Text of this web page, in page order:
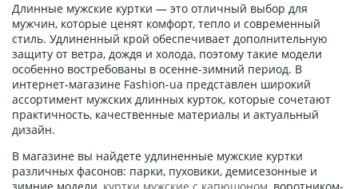
Длинные мужские куртки — это отличный выбор для
мужчин, которые ценят комфорт, тепло и современный
стиль. Удлиненный крой обеспечивает дополнительную
защиту от ветра, дождя и холода, поэтому такие модели
особенно востребованы в осенне-зимний период. В
интернет-магазине Fashion-ua представлен широкий
ассортимент мужских длинных курток, которые сочетают
практичность, качественные материалы и актуальный
дизайн.
В магазине вы найдете удлиненные мужские куртки
различных фасонов: парки, пуховики, демисезонные и